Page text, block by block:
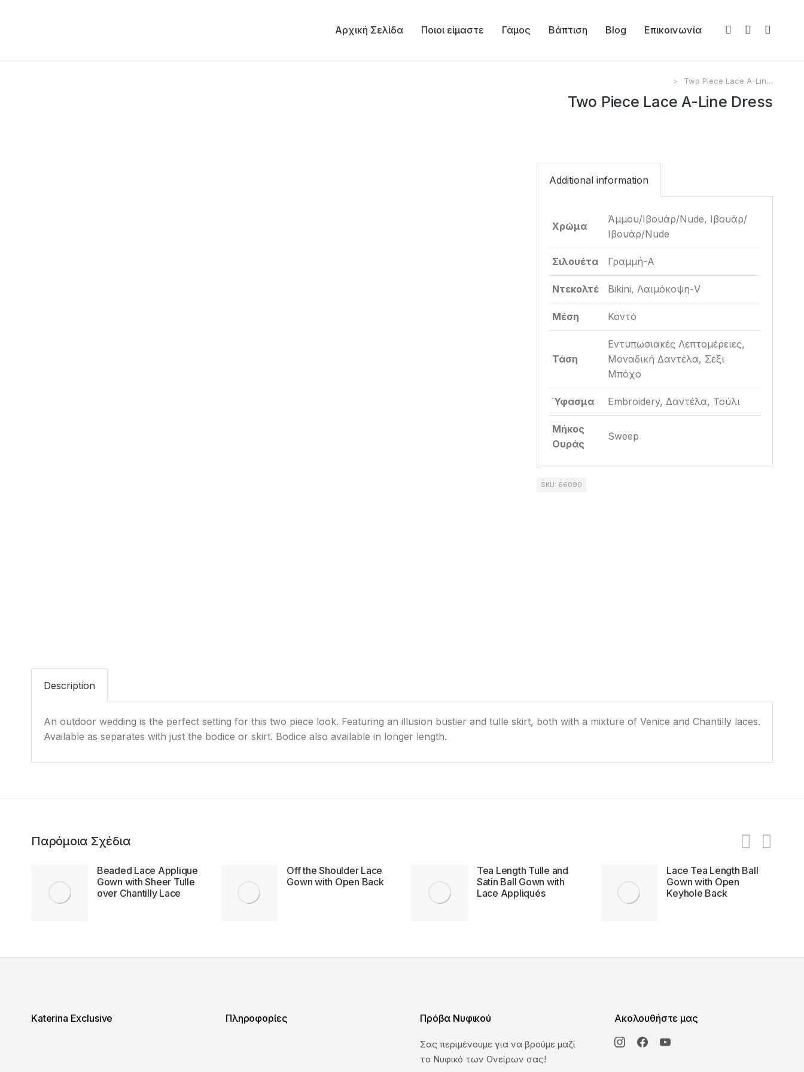
Αρχική Σελίδα Ποιοι είμαστε Γάμος Βάπτιση Blog Επικοινωνία
Two Piece Lace A-Lin…
Two Piece Lace A-Line Dress
Additional information
Χρώμα
Άμμου/Ιβουάρ/Nude, Ιβουάρ/
Ιβουάρ/Nude
Σιλουέτα Γραμμή-Α
Ντεκολτέ Bikini, Λαιμόκοψη-V
Μέση Κοντό
Τάση
Εντυπωσιακές Λεπτομέρειες,
Μοναδική Δαντέλα, Σέξι
Μπόχο
Ύφασμα Embroidery, Δαντέλα, Τούλι
Μήκος
Ουράς
Sweep
SKU: 66090
Description
An outdoor wedding is the perfect setting for this two piece look. Featuring an illusion bustier and tulle skirt, both with a mixture of Venice and Chantilly laces.
Available as separates with just the bodice or skirt. Bodice also available in longer length.
Παρόμοια Σχέδια
Beaded Lace Applique
Gown with Sheer Tulle
over Chantilly Lace
Off the Shoulder Lace
Gown with Open Back
Tea Length Tulle and
Satin Ball Gown with
Lace Appliqués
Lace Tea Length Ball
Gown with Open
Keyhole Back
Katerina Exclusive Πληροφορίες Πρόβα Νυφικού
Σας περιμένουμε για να βρούμε μαζί
το Νυφικό των Ονείρων σας!
Ακολουθήστε μας